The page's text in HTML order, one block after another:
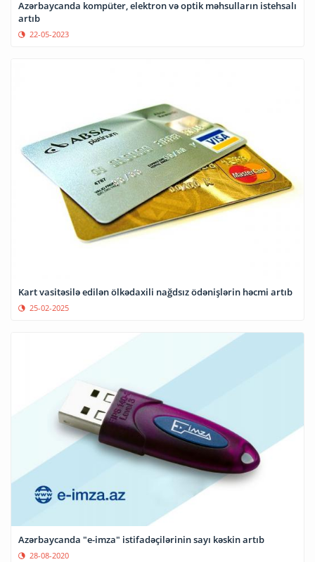
Azərbaycanda kompüter, elektron və optik məhsulların istehsalı
artıb
22-05-2023
Kart vasitəsilə edilən ölkədaxili nağdsız ödənişlərin həcmi artıb
25-02-2025
Azərbaycanda "e-imza" istifadəçilərinin sayı kəskin artıb
28-08-2020